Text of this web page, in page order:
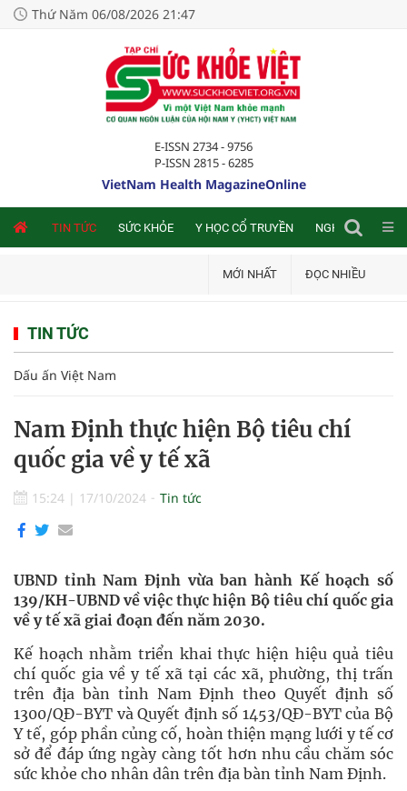
Thứ Năm 06/08/2026 21:47
E-ISSN 2734 - 9756
P-ISSN 2815 - 6285
VietNam Health MagazineOnline
TIN TỨC SỨC KHỎE Y HỌC CỔ TRUYỀN NGHIÊN CỨU
MỚI NHẤT ĐỌC NHIỀU
TIN TỨC
Dấu ấn Việt Nam
Nam Định thực hiện Bộ tiêu chí
quốc gia về y tế xã
15:24 | 17/10/2024 Tin tức
UBND tỉnh Nam Định vừa ban hành Kế hoạch số
139/KH-UBND về việc thực hiện Bộ tiêu chí quốc gia
về y tế xã giai đoạn đến năm 2030.
Kế hoạch nhằm triển khai thực hiện hiệu quả tiêu
chí quốc gia về y tế xã tại các xã, phường, thị trấn
trên địa bàn tỉnh Nam Định theo Quyết định số
1300/QĐ-BYT và Quyết định số 1453/QĐ-BYT của Bộ
Y tế, góp phần củng cố, hoàn thiện mạng lưới y tế cơ
sở để đáp ứng ngày càng tốt hơn nhu cầu chăm sóc
sức khỏe cho nhân dân trên địa bàn tỉnh Nam Định.